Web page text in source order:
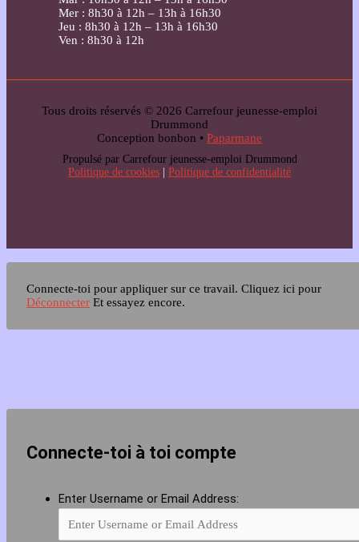
Mer : 8h30 à 12h – 13h à 16h30
Jeu : 8h30 à 12h – 13h à 16h30
Ven : 8h30 à 12h
Tous droits réservés © 2026 Carrefour jeunesse-emploi
Drummond
Conception bonbon • Paparmane
Propulsé par Carrefour jeunesse-emploi Drummond
Politique de cookies | Politique de confidentialité
Connecte-toi pour appliquer sur ce travail. Cliquez ici pour
Déconnecter Et essayez encore.
Connecte-toi à toi compte
Enter Username or Email Address: